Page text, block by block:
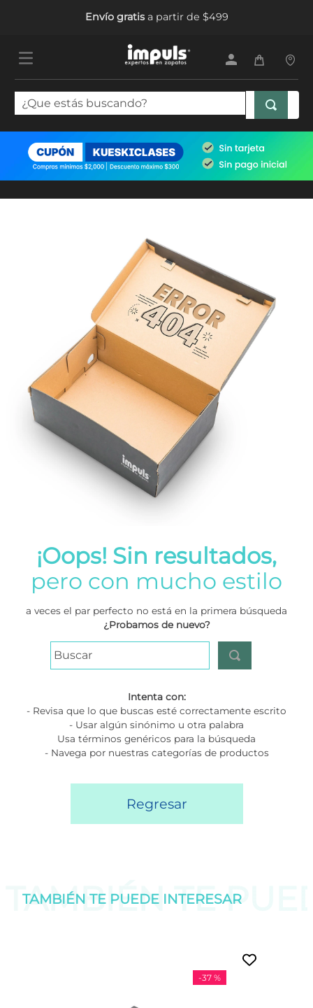
Envío gratisa partir de $499
¿Que estás buscando?
¡Oops! Sin resultados,
pero con mucho estilo
a veces el par perfecto no está en la primera búsqueda
¿Probamos de nuevo?
Intenta con:
- Revisa que lo que buscas esté correctamente escrito
- Usar algún sinónimo u otra palabra
Usa términos genéricos para la búsqueda
- Navega por nuestras categorías de productos
Regresar
TAMBIÉN TE
TAMBIÉN TE PUEDE INTERESAR
-37 %
TÉRMINOS MÁS BUSCADOS
.
tenis mujer